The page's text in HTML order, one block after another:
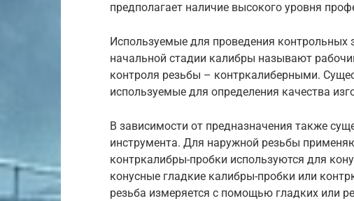
предполагает наличие высокого уровня
Используемые для проведения
начальной стадии калибры называют
контроля резьбы – контркалиберными.
используемые для определения качества
В зависимости от предназначения также
инструмента. Для наружной резьбы
контркалибры-пробки используются для
конусные гладкие калибры-пробки или
резьба измеряется с помощью гладких или